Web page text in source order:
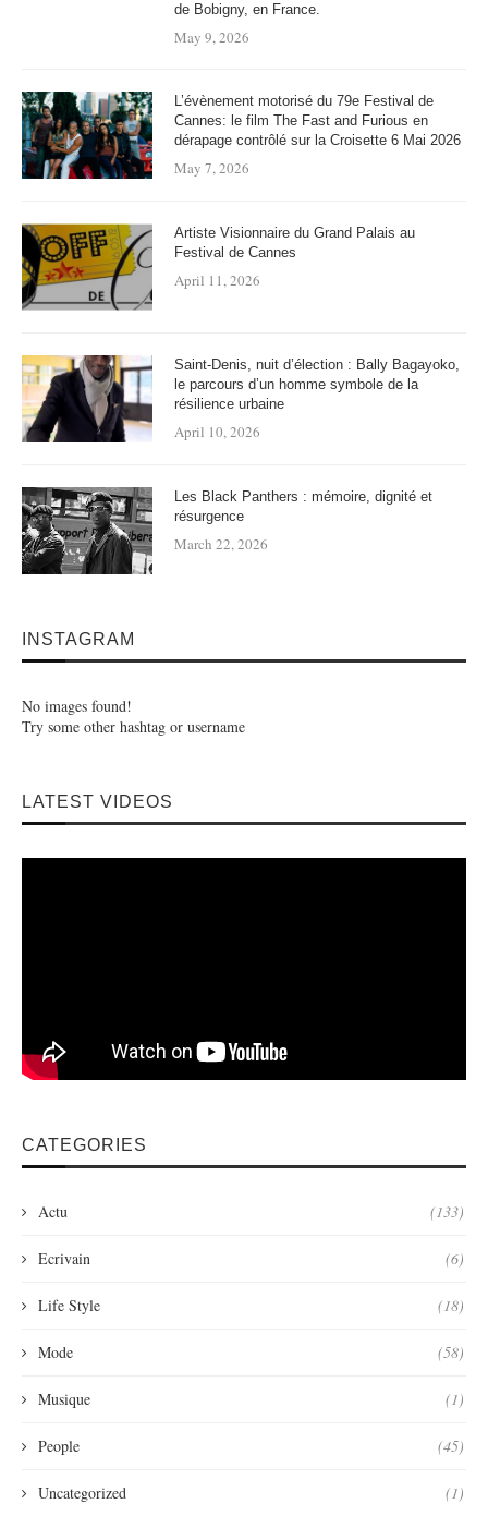
de Bobigny, en France.
May 9, 2026
L’évènement motorisé du 79e Festival de
Cannes: le film The Fast and Furious en
dérapage contrôlé sur la Croisette 6 Mai 2026
May 7, 2026
Artiste Visionnaire du Grand Palais au
Festival de Cannes
April 11, 2026
Saint-Denis, nuit d’élection : Bally Bagayoko,
le parcours d’un homme symbole de la
résilience urbaine
April 10, 2026
Les Black Panthers : mémoire, dignité et
résurgence
March 22, 2026
INSTAGRAM
No images found!
Try some other hashtag or username
LATEST VIDEOS
CATEGORIES
Actu (133)
Ecrivain (6)
Life Style (18)
Mode (58)
Musique (1)
People (45)
Uncategorized (1)